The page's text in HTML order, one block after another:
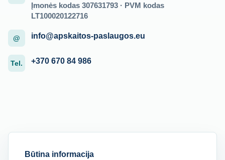
Įmonės kodas 307631793 · PVM kodas
LT100020122716
@ info@apskaitos-paslaugos.eu
Tel. +370 670 84 986
Būtina informacija